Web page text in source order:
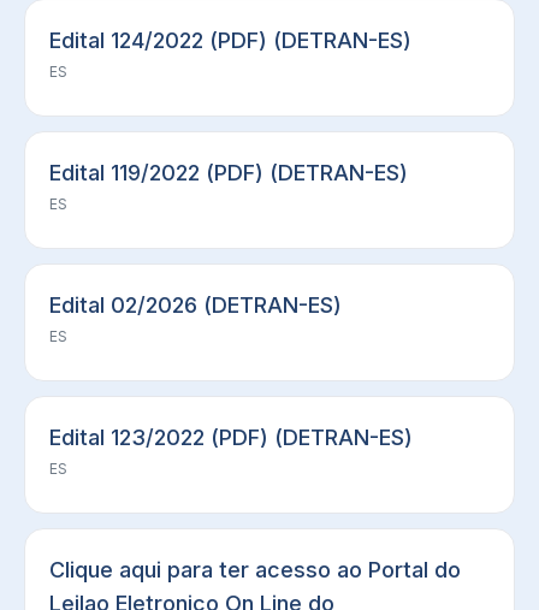
Edital 124/2022 (PDF) (DETRAN-ES)
ES
Edital 119/2022 (PDF) (DETRAN-ES)
ES
Edital 02/2026 (DETRAN-ES)
ES
Edital 123/2022 (PDF) (DETRAN-ES)
ES
Clique aqui para ter acesso ao Portal do
Leilao Eletronico On Line do